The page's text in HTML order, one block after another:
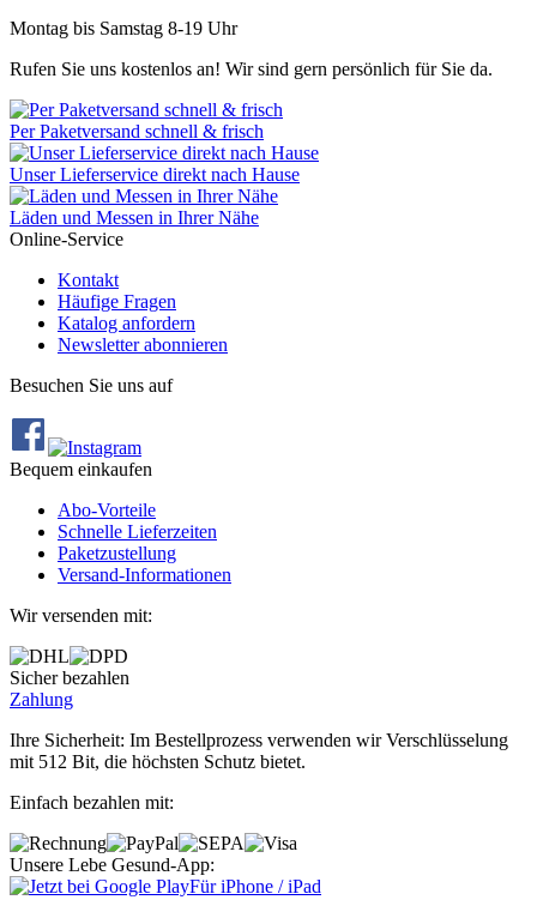
Montag bis Samstag 8-19 Uhr
Rufen Sie uns kostenlos an! Wir sind gern persönlich für Sie da.
Per Paketversand schnell & frisch
Unser Lieferservice direkt nach Hause
Läden und Messen in Ihrer Nähe
Online-Service
Kontakt
Häufige Fragen
Katalog anfordern
Newsletter abonnieren
Besuchen Sie uns auf
Bequem einkaufen
Abo‐Vorteile
Schnelle Lieferzeiten
Paketzustellung
Versand‐Informationen
Wir versenden mit:
Sicher bezahlen
Zahlung
Ihre Sicherheit: Im Bestellprozess verwenden wir Verschlüsselung
mit 512 Bit, die höchsten Schutz bietet.
Einfach bezahlen mit:
Unsere Lebe Gesund-App:
Für iPhone / iPad